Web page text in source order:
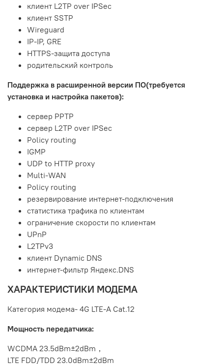
клиент L2TP over IPSec
клиент SSTP
Wireguard
IP-IP, GRE
HTTPS-защита доступа
родительский контроль
Поддержка в расширенной версии ПО(требуется
установка и настройка пакетов):
сервер PPTP
сервер L2TP over IPSec
Policy routing
IGMP
UDP to HTTP proxy
Multi-WAN
Policy routing
резервирование интернет-подключения
статистика трафика по клиентам
ограничение скорости по клиентам
UPnP
L2TPv3
клиент Dynamic DNS
интернет-фильтр Яндекс.DNS
ХАРАКТЕРИСТИКИ МОДЕМА
Категория модема- 4G LTE-A Cat.12
Мощность передатчика:
WCDMA 23.5dBm±2dBm ，
LTE FDD/TDD 23.0dBm±2dBm